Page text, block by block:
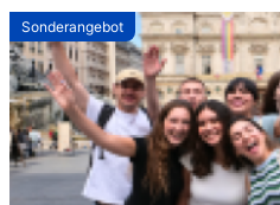
Sonderangebot